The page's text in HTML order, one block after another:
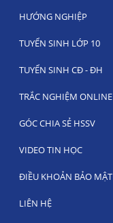
HƯỚNG NGHIỆP
TUYỂN SINH LỚP 10
TUYỂN SINH CĐ - ĐH
TRẮC NGHIỆM ONLINE
GÓC CHIA SẺ HSSV
VIDEO TIN HỌC
ĐIỀU KHOẢN BẢO MẬT
LIÊN HỆ